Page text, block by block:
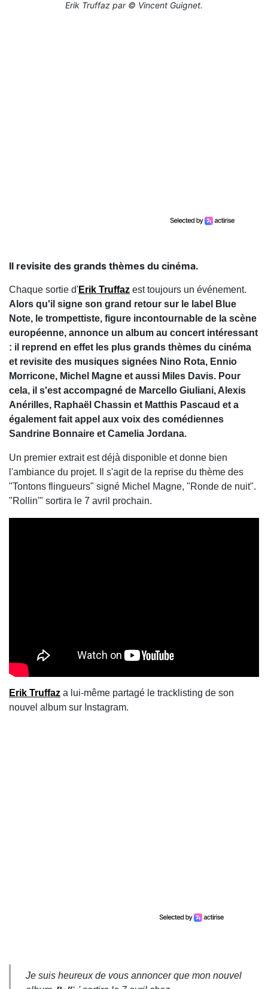
Erik Truffaz par © Vincent Guignet.
Il revisite des grands thèmes du cinéma.
Chaque sortie d'Erik Truffaz est toujours un événement.
Alors qu'il signe son grand retour sur le label Blue
Note, le trompettiste, figure incontournable de la scène
européenne, annonce un album au concert intéressant
: il reprend en effet les plus grands thèmes du cinéma
et revisite des musiques signées Nino Rota, Ennio
Morricone, Michel Magne et aussi Miles Davis. Pour
cela, il s'est accompagné de Marcello Giuliani, Alexis
Anérilles, Raphaël Chassin et Matthis Pascaud et a
également fait appel aux voix des comédiennes
Sandrine Bonnaire et Camelia Jordana.
Un premier extrait est déjà disponible et donne bien
l'ambiance du projet. Il s'agit de la reprise du thème des
"Tontons flingueurs" signé Michel Magne, "Ronde de nuit".
"Rollin'" sortira le 7 avril prochain.
Erik Truffaz a lui-même partagé le tracklisting de son
nouvel album sur Instagram.
Je suis heureux de vous annoncer que mon nouvel